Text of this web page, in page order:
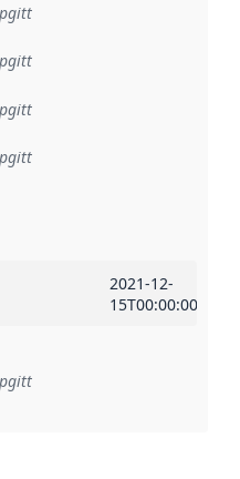
2021-12-
15T00:00:00Z
ei implementeringsregel eller